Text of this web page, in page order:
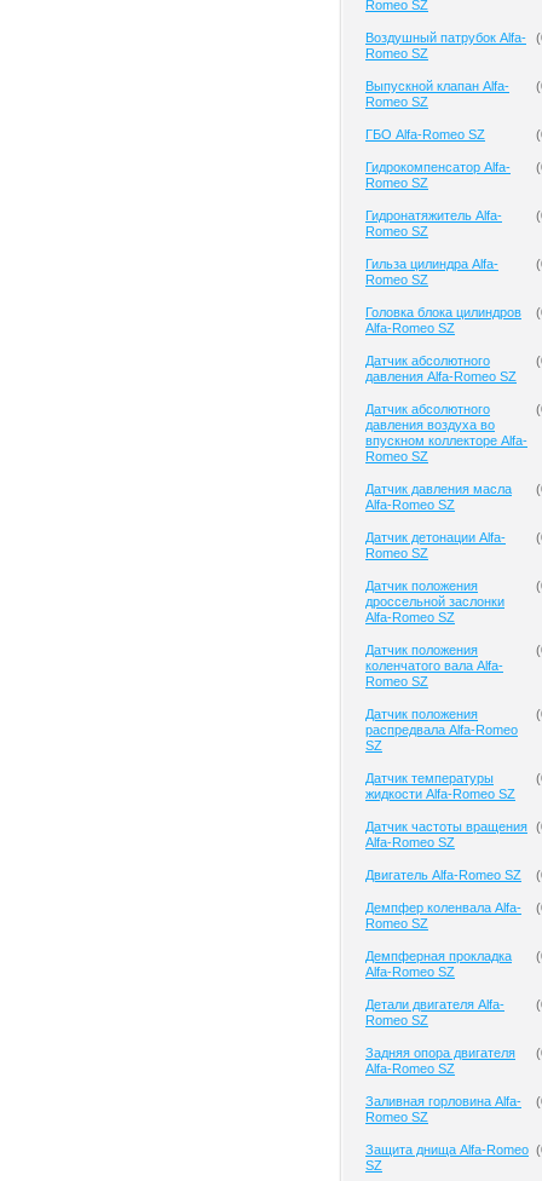
Romeo SZ
Воздушный патрубок Alfa-
Romeo SZ
(
Выпускной клапан Alfa-
Romeo SZ
(
ГБО Alfa-Romeo SZ (
Гидрокомпенсатор Alfa-
Romeo SZ
(
Гидронатяжитель Alfa-
Romeo SZ
(
Гильза цилиндра Alfa-
Romeo SZ
(
Головка блока цилиндров
Alfa-Romeo SZ
(
Датчик абсолютного
давления Alfa-Romeo SZ
(
Датчик абсолютного
давления воздуха во
впускном коллекторе Alfa-
Romeo SZ
(
Датчик давления масла
Alfa-Romeo SZ
(
Датчик детонации Alfa-
Romeo SZ
(
Датчик положения
дроссельной заслонки
Alfa-Romeo SZ
(
Датчик положения
коленчатого вала Alfa-
Romeo SZ
(
Датчик положения
распредвала Alfa-Romeo
SZ
(
Датчик температуры
жидкости Alfa-Romeo SZ
(
Датчик частоты вращения
Alfa-Romeo SZ
(
Двигатель Alfa-Romeo SZ (
Демпфер коленвала Alfa-
Romeo SZ
(
Демпферная прокладка
Alfa-Romeo SZ
(
Детали двигателя Alfa-
Romeo SZ
(
Задняя опора двигателя
Alfa-Romeo SZ
(
Заливная горловина Alfa-
Romeo SZ
(
Защита днища Alfa-Romeo
SZ
(